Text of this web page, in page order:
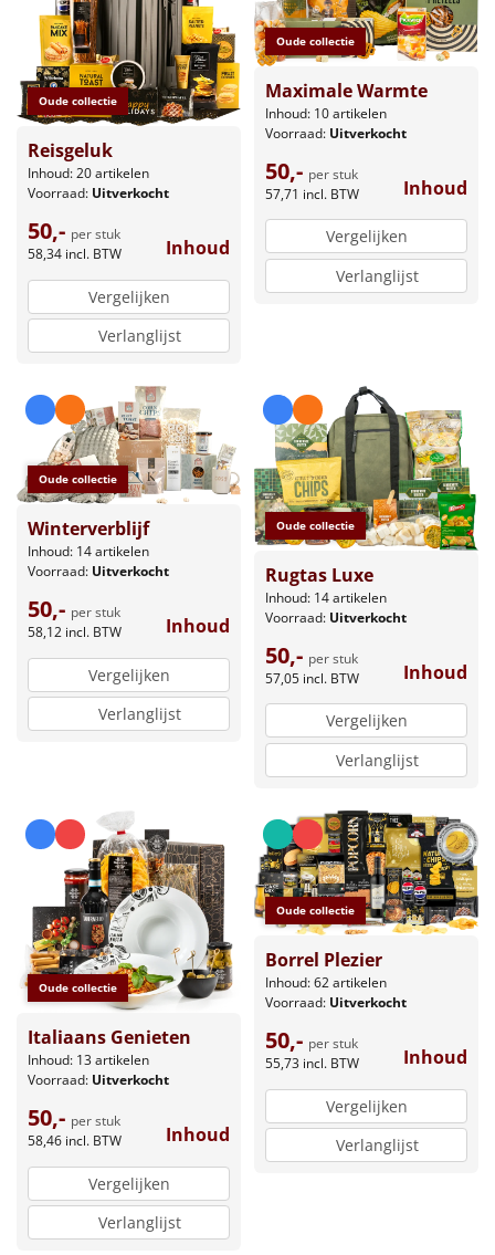
Oude collectie
Reisgeluk
Inhoud: 20 artikelen
Voorraad: Uitverkocht
50,- per stuk
58,34 incl. BTW Inhoud
Vergelijken
Verlanglijst
Oude collectie
Maximale Warmte
Inhoud: 10 artikelen
Voorraad: Uitverkocht
50,- per stuk
57,71 incl. BTW Inhoud
Vergelijken
Verlanglijst
Oude collectie
Winterverblijf
Inhoud: 14 artikelen
Voorraad: Uitverkocht
50,- per stuk
58,12 incl. BTW Inhoud
Vergelijken
Verlanglijst
Oude collectie
Rugtas Luxe
Inhoud: 14 artikelen
Voorraad: Uitverkocht
50,- per stuk
57,05 incl. BTW Inhoud
Vergelijken
Verlanglijst
Oude collectie
Italiaans Genieten
Inhoud: 13 artikelen
Voorraad: Uitverkocht
50,- per stuk
58,46 incl. BTW Inhoud
Vergelijken
Verlanglijst
Oude collectie
Borrel Plezier
Inhoud: 62 artikelen
Voorraad: Uitverkocht
50,- per stuk
55,73 incl. BTW Inhoud
Vergelijken
Verlanglijst